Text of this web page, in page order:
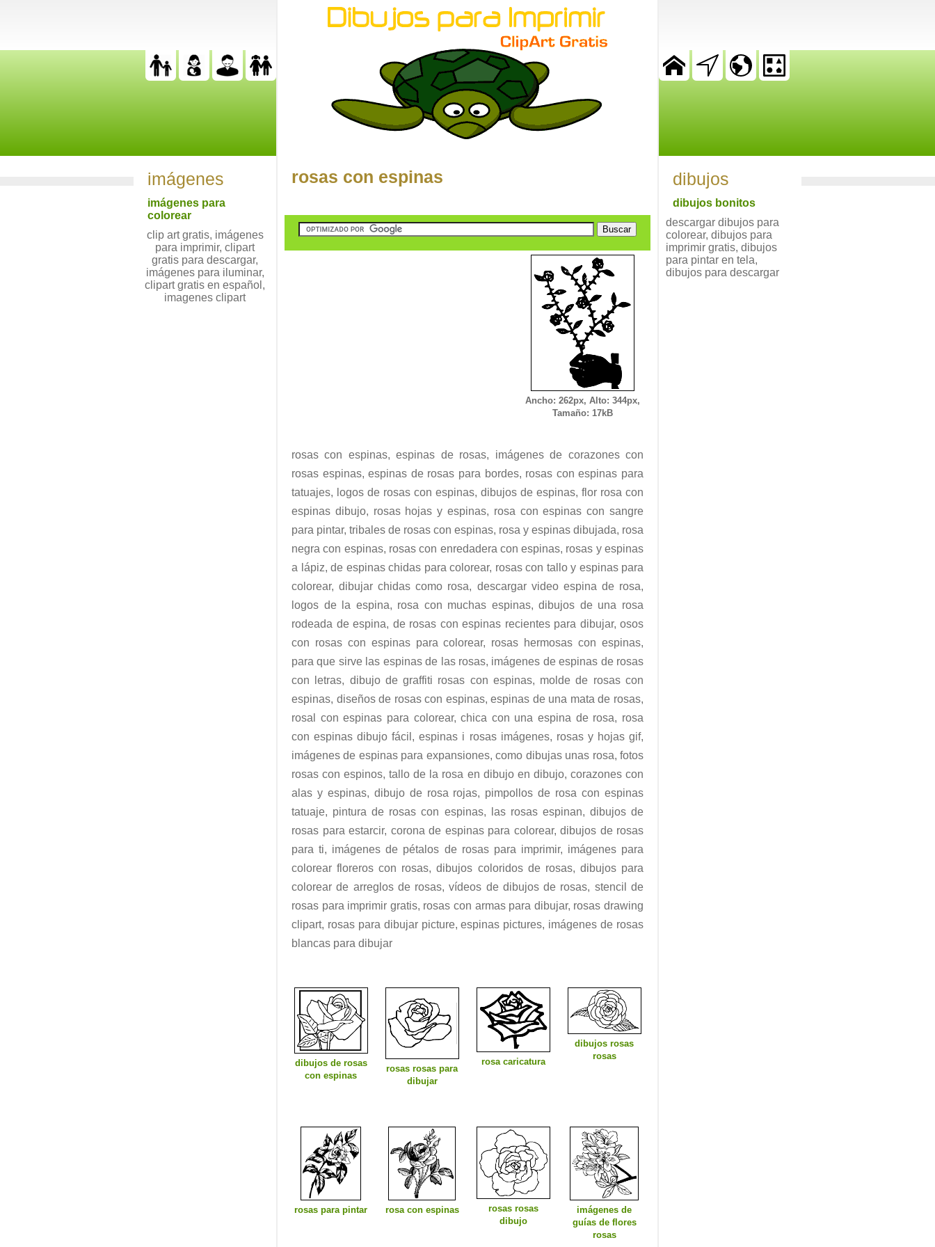
rosas con espinas
Ancho: 262px, Alto: 344px,
Tamaño: 17kB
rosas con espinas, espinas de rosas, imágenes de corazones con
rosas espinas, espinas de rosas para bordes, rosas con espinas para
tatuajes, logos de rosas con espinas, dibujos de espinas, flor rosa con
espinas dibujo, rosas hojas y espinas, rosa con espinas con sangre
para pintar, tribales de rosas con espinas, rosa y espinas dibujada, rosa
negra con espinas, rosas con enredadera con espinas, rosas y espinas
a lápiz, de espinas chidas para colorear, rosas con tallo y espinas para
colorear, dibujar chidas como rosa, descargar video espina de rosa,
logos de la espina, rosa con muchas espinas, dibujos de una rosa
rodeada de espina, de rosas con espinas recientes para dibujar, osos
con rosas con espinas para colorear, rosas hermosas con espinas,
para que sirve las espinas de las rosas, imágenes de espinas de rosas
con letras, dibujo de graffiti rosas con espinas, molde de rosas con
espinas, diseños de rosas con espinas, espinas de una mata de rosas,
rosal con espinas para colorear, chica con una espina de rosa, rosa
con espinas dibujo fácil, espinas i rosas imágenes, rosas y hojas gif,
imágenes de espinas para expansiones, como dibujas unas rosa, fotos
rosas con espinos, tallo de la rosa en dibujo en dibujo, corazones con
alas y espinas, dibujo de rosa rojas, pimpollos de rosa con espinas
tatuaje, pintura de rosas con espinas, las rosas espinan, dibujos de
rosas para estarcir, corona de espinas para colorear, dibujos de rosas
para ti, imágenes de pétalos de rosas para imprimir, imágenes para
colorear floreros con rosas, dibujos coloridos de rosas, dibujos para
colorear de arreglos de rosas, vídeos de dibujos de rosas, stencil de
rosas para imprimir gratis, rosas con armas para dibujar, rosas drawing
clipart, rosas para dibujar picture, espinas pictures, imágenes de rosas
blancas para dibujar
dibujos de rosas
con espinas
rosas rosas para
dibujar
rosa caricatura
dibujos rosas
rosas
rosas para pintar rosa con espinas
rosas rosas
dibujo
imágenes de
guías de flores
rosas
imágenes
imágenes para
colorear
clip art gratis, imágenes
para imprimir, clipart
gratis para descargar,
imágenes para iluminar,
clipart gratis en español,
imagenes clipart
dibujos
dibujos bonitos
descargar dibujos para
colorear, dibujos para
imprimir gratis, dibujos
para pintar en tela,
dibujos para descargar